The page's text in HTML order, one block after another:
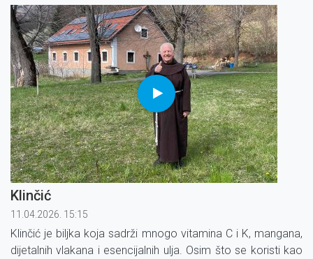
ima protuupalna svojstva.
Klinčić
11.04.2026. 15:15
Klinčić je biljka koja sadrži mnogo vitamina C i K, mangana,
dijetalnih vlakana i esencijalnih ulja. Osim što se koristi kao